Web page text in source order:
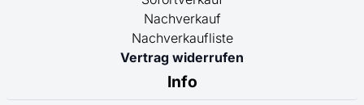
Nachverkauf
Nachverkaufliste
Vertrag widerrufen
Info